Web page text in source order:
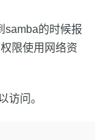
samba的时候报
限使用网络资
访问。